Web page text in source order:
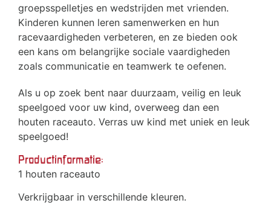
groepsspelletjes en wedstrijden met vrienden.
Kinderen kunnen leren samenwerken en hun
racevaardigheden verbeteren, en ze bieden ook
een kans om belangrijke sociale vaardigheden
zoals communicatie en teamwerk te oefenen.
Als u op zoek bent naar duurzaam, veilig en leuk
speelgoed voor uw kind, overweeg dan een
houten raceauto. Verras uw kind met uniek en leuk
speelgoed!
Productinformatie:
1 houten raceauto
Verkrijgbaar in verschillende kleuren.